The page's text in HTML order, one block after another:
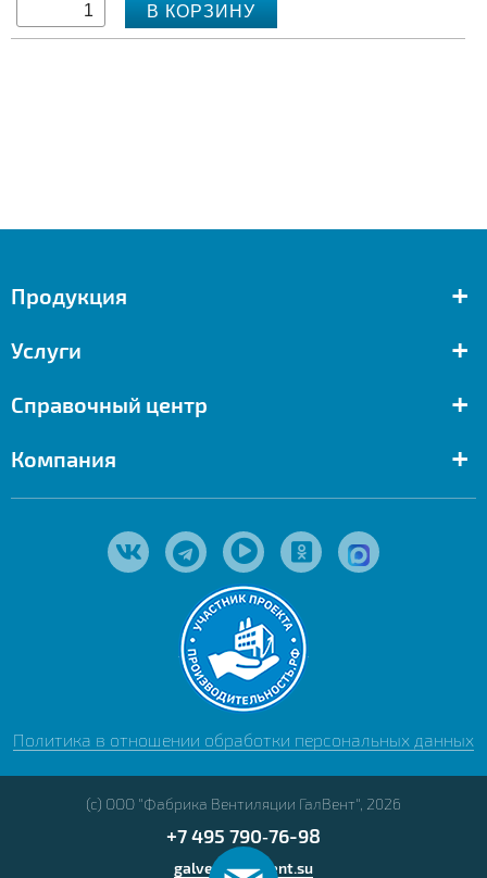
В КОРЗИНУ
Продукция +
Услуги +
Справочный центр +
Компания +
Политика в отношении обработки персональных данных
(с) ООО "Фабрика Вентиляции ГалВент", 2026
+7 495 790‑76-98
galvent@galvent.su